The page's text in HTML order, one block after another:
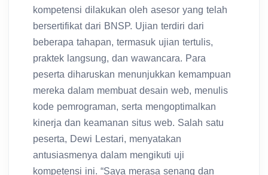
kompetensi dilakukan oleh asesor yang telah
bersertifikat dari BNSP. Ujian terdiri dari
beberapa tahapan, termasuk ujian tertulis,
praktek langsung, dan wawancara. Para
peserta diharuskan menunjukkan kemampuan
mereka dalam membuat desain web, menulis
kode pemrograman, serta mengoptimalkan
kinerja dan keamanan situs web. Salah satu
peserta, Dewi Lestari, menyatakan
antusiasmenya dalam mengikuti uji
kompetensi ini. “Saya merasa senang dan